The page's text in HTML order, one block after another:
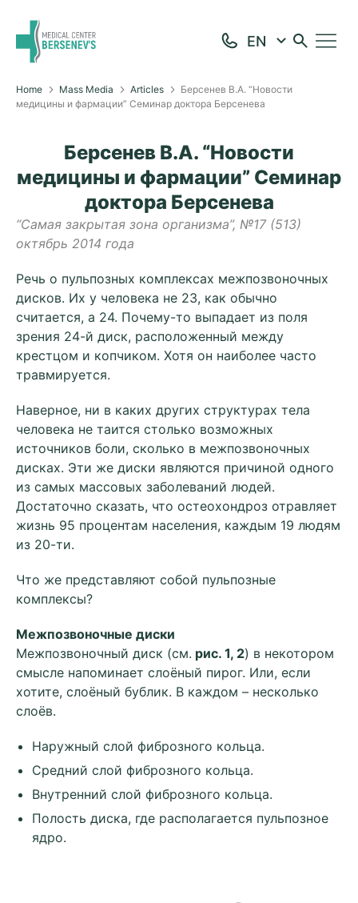
Home Mass Media Articles
Берсенев В.А. “Новости
медицины и фармации” Семинар доктора Берсенева
Берсенев В.А. “Новости
медицины и фармации” Семинар
доктора Берсенева
“Самая закрытая зона организма”, №17 (513)
октябрь 2014 года
Речь о пульпозных комплексах межпозвоночных
дисков. Их у человека не 23, как обычно
считается, а 24. Почему-то выпадает из поля
зрения 24-й диск, расположенный между
крестцом и копчиком. Хотя он наиболее часто
травмируется.
Наверное, ни в каких других структурах тела
человека не таится столько возможных
источников боли, сколько в межпозвоночных
дисках. Эти же диски являются причиной одного
из самых массовых заболеваний людей.
Достаточно сказать, что остеохондроз отравляет
жизнь 95 процентам населения, каждым 19 людям
из 20-ти.
Что же представляют собой пульпозные
комплексы?
Межпозвоночные диски
Межпозвоночный диск (см. рис. 1, 2) в некотором
смысле напоминает слоёный пирог. Или, если
хотите, слоёный бублик. В каждом – несколько
слоёв.
Наружный слой фиброзного кольца.
Средний слой фиброзного кольца.
Внутренний слой фиброзного кольца.
Полость диска, где располагается пульпозное
ядро.